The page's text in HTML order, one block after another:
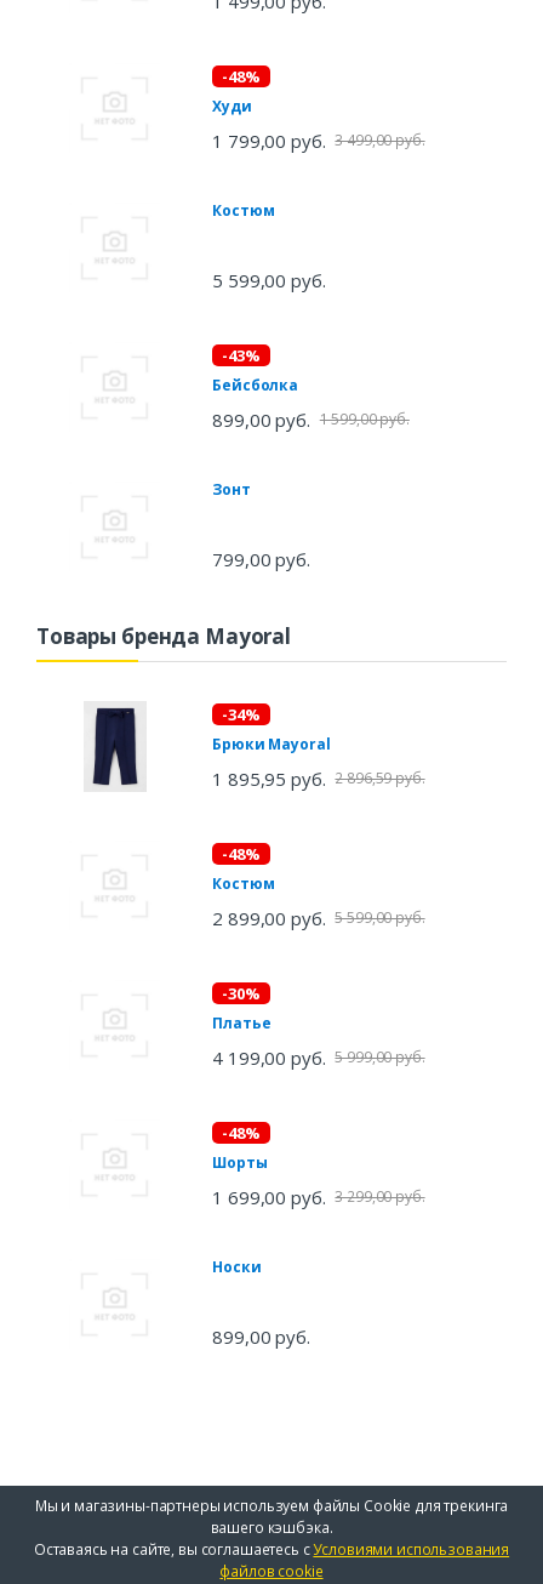
-48%
Худи
1 799,00 руб. 3 499,00 руб.
Костюм
5 599,00 руб.
-43%
Бейсболка
899,00 руб. 1 599,00 руб.
Зонт
799,00 руб.
Товары бренда Mayoral
-34%
Брюки Mayoral
1 895,95 руб. 2 896,59 руб.
-48%
Костюм
2 899,00 руб. 5 599,00 руб.
-30%
Платье
4 199,00 руб. 5 999,00 руб.
-48%
Шорты
1 699,00 руб. 3 299,00 руб.
Носки
899,00 руб.
Мы и магазины-партнеры используем файлы Cookie для трекинга
вашего кэшбэка.
Оставаясь на сайте, вы соглашаетесь сУсловиями использования
файлов cookie